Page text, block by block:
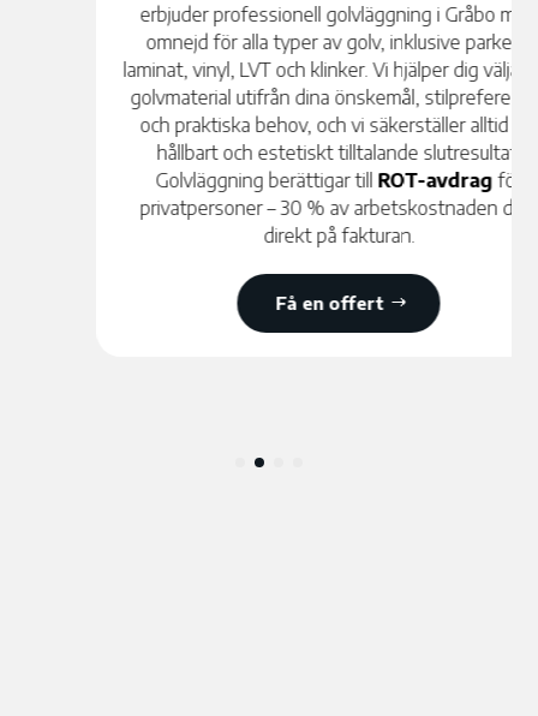
erbjuder professionell golvläggning i Gråbo med
omnejd för alla typer av golv, inklusive parkett,
laminat, vinyl, LVT och klinker. Vi hjälper dig välja rätt
golvmaterial utifrån dina önskemål, stilpreferenser
och praktiska behov, och vi säkerställer alltid ett
hållbart och estetiskt tilltalande slutresultat.
Golvläggning berättigar tillROT-avdragför
privatpersoner – 30 % av arbetskostnaden dras
direkt på fakturan.
Få en offert